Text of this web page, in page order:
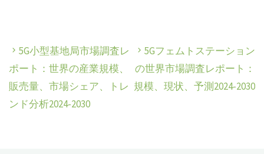
5G小型基地局市場調査レ
ポート：世界の産業規模、
販売量、市場シェア、トレ
ンド分析2024-2030
5Gフェムトステーション
の世界市場調査レポート：
規模、現状、予測2024-2030